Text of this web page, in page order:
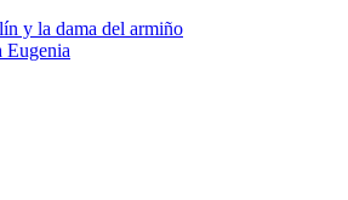
y la dama del armiño
Eugenia